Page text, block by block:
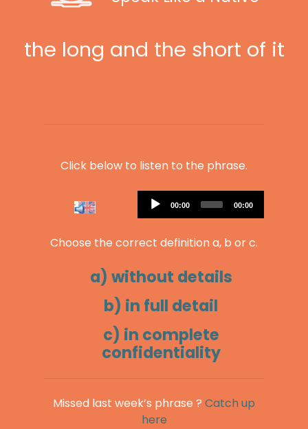
the long and the short of it
Click below to listen to the phrase.
Audio
Player
Current
00:00
Total
00:00
Choose the correct definition a, b or c.
a) without details
b) in full detail
c) in complete
confidentiality
Missed last week’s phrase ? Catch up
here